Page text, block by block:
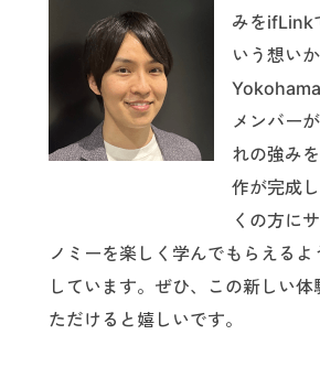
みをifLink
いう想い
メンバー
れの強み
作が完成
くの方に
ノミーを楽しく学んでもらえるよ
しています。ぜひ、この新しい
ただけると嬉しいです。